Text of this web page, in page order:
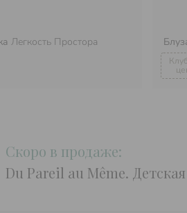
Легкость Простора
Скоро в продаже:
Du Pareil au Même.